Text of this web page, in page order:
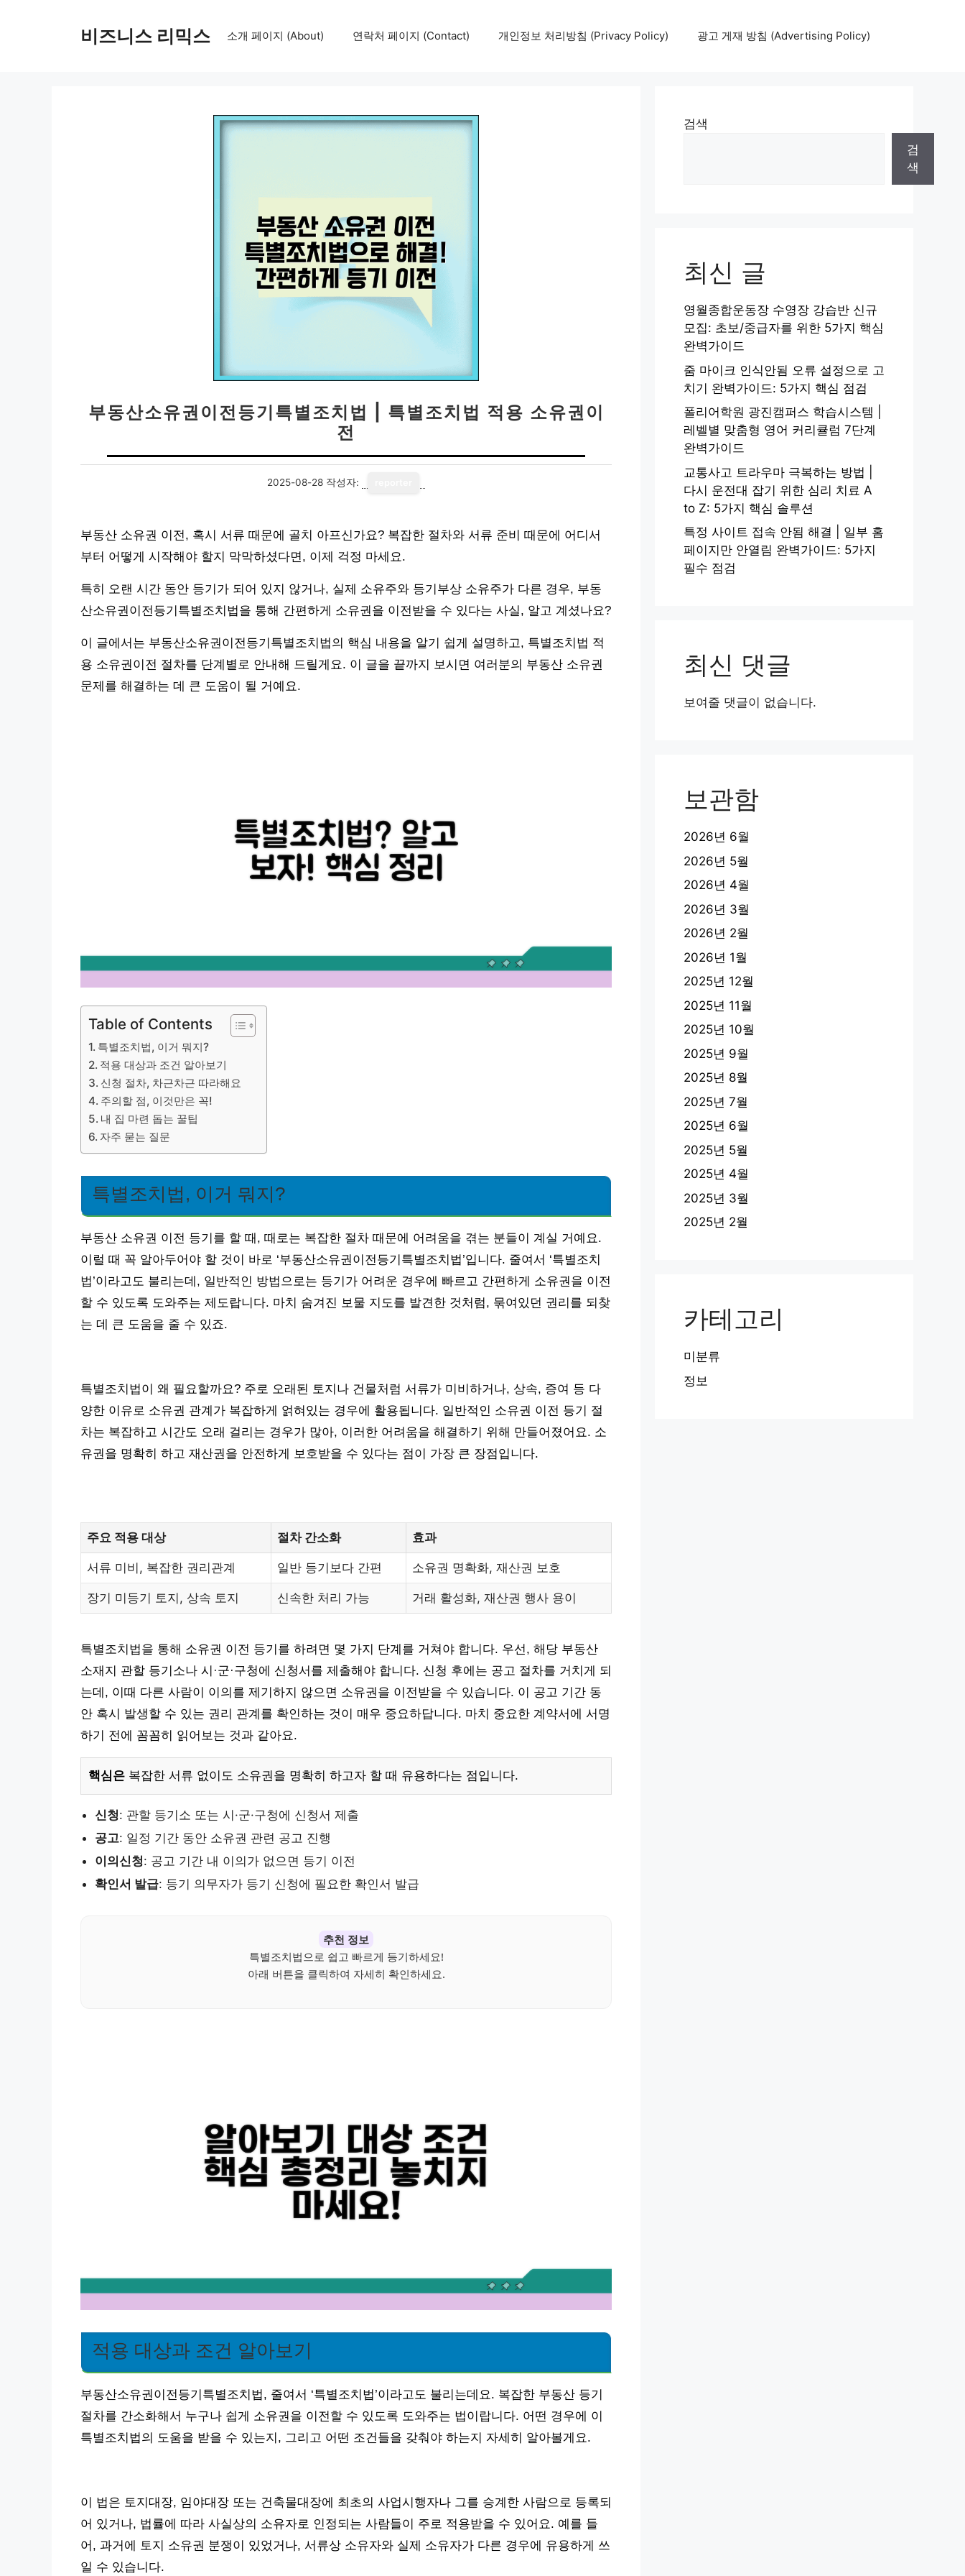
비즈니스 리믹스 소개 페이지 (About) 연락처 페이지 (Contact) 개인정보 처리방침 (Privacy Policy) 광고 게재 방침 (Advertising Policy)
부동산소유권이전등기특별조치법 | 특별조치법 적용 소유권이
전
2025-08-28 작성자:
부동산 소유권 이전, 혹시 서류 때문에 골치 아프신가요? 복잡한 절차와 서류 준비 때문에 어디서
부터 어떻게 시작해야 할지 막막하셨다면, 이제 걱정 마세요.
특히 오랜 시간 동안 등기가 되어 있지 않거나, 실제 소유주와 등기부상 소유주가 다른 경우, 부동
산소유권이전등기특별조치법을 통해 간편하게 소유권을 이전받을 수 있다는 사실, 알고 계셨나요?
이 글에서는 부동산소유권이전등기특별조치법의 핵심 내용을 알기 쉽게 설명하고, 특별조치법 적
용 소유권이전 절차를 단계별로 안내해 드릴게요. 이 글을 끝까지 보시면 여러분의 부동산 소유권
문제를 해결하는 데 큰 도움이 될 거예요.
Table of Contents
특별조치법, 이거 뭐지?
적용 대상과 조건 알아보기
신청 절차, 차근차근 따라해요
주의할 점, 이것만은 꼭!
내 집 마련 돕는 꿀팁
자주 묻는 질문
특별조치법, 이거 뭐지?
부동산 소유권 이전 등기를 할 때, 때로는 복잡한 절차 때문에 어려움을 겪는 분들이 계실 거예요.
이럴 때 꼭 알아두어야 할 것이 바로 ‘부동산소유권이전등기특별조치법’입니다. 줄여서 ‘특별조치
법’이라고도 불리는데, 일반적인 방법으로는 등기가 어려운 경우에 빠르고 간편하게 소유권을 이전
할 수 있도록 도와주는 제도랍니다. 마치 숨겨진 보물 지도를 발견한 것처럼, 묶여있던 권리를 되찾
는 데 큰 도움을 줄 수 있죠.
특별조치법이 왜 필요할까요? 주로 오래된 토지나 건물처럼 서류가 미비하거나, 상속, 증여 등 다
양한 이유로 소유권 관계가 복잡하게 얽혀있는 경우에 활용됩니다. 일반적인 소유권 이전 등기 절
차는 복잡하고 시간도 오래 걸리는 경우가 많아, 이러한 어려움을 해결하기 위해 만들어졌어요. 소
유권을 명확히 하고 재산권을 안전하게 보호받을 수 있다는 점이 가장 큰 장점입니다.
주요 적용 대상 절차 간소화 효과
서류 미비, 복잡한 권리관계 일반 등기보다 간편 소유권 명확화, 재산권 보호
장기 미등기 토지, 상속 토지 신속한 처리 가능 거래 활성화, 재산권 행사 용이
특별조치법을 통해 소유권 이전 등기를 하려면 몇 가지 단계를 거쳐야 합니다. 우선, 해당 부동산
소재지 관할 등기소나 시·군·구청에 신청서를 제출해야 합니다. 신청 후에는 공고 절차를 거치게 되
는데, 이때 다른 사람이 이의를 제기하지 않으면 소유권을 이전받을 수 있습니다. 이 공고 기간 동
안 혹시 발생할 수 있는 권리 관계를 확인하는 것이 매우 중요하답니다. 마치 중요한 계약서에 서명
하기 전에 꼼꼼히 읽어보는 것과 같아요.
핵심은 복잡한 서류 없이도 소유권을 명확히 하고자 할 때 유용하다는 점입니다.
신청: 관할 등기소 또는 시·군·구청에 신청서 제출
공고: 일정 기간 동안 소유권 관련 공고 진행
이의신청: 공고 기간 내 이의가 없으면 등기 이전
확인서 발급: 등기 의무자가 등기 신청에 필요한 확인서 발급
추천 정보
특별조치법으로 쉽고 빠르게 등기하세요!
아래 버튼을 클릭하여 자세히 확인하세요.
적용 대상과 조건 알아보기
부동산소유권이전등기특별조치법, 줄여서 ‘특별조치법’이라고도 불리는데요. 복잡한 부동산 등기
절차를 간소화해서 누구나 쉽게 소유권을 이전할 수 있도록 도와주는 법이랍니다. 어떤 경우에 이
특별조치법의 도움을 받을 수 있는지, 그리고 어떤 조건들을 갖춰야 하는지 자세히 알아볼게요.
이 법은 토지대장, 임야대장 또는 건축물대장에 최초의 사업시행자나 그를 승계한 사람으로 등록되
어 있거나, 법률에 따라 사실상의 소유자로 인정되는 사람들이 주로 적용받을 수 있어요. 예를 들
어, 과거에 토지 소유권 분쟁이 있었거나, 서류상 소유자와 실제 소유자가 다른 경우에 유용하게 쓰
일 수 있습니다.
검색
검
색
최신 글
영월종합운동장 수영장 강습반 신규
모집: 초보/중급자를 위한 5가지 핵심
완벽가이드
줌 마이크 인식안됨 오류 설정으로 고
치기 완벽가이드: 5가지 핵심 점검
폴리어학원 광진캠퍼스 학습시스템 |
레벨별 맞춤형 영어 커리큘럼 7단계
완벽가이드
교통사고 트라우마 극복하는 방법 |
다시 운전대 잡기 위한 심리 치료 A
to Z: 5가지 핵심 솔루션
특정 사이트 접속 안됨 해결 | 일부 홈
페이지만 안열림 완벽가이드: 5가지
필수 점검
최신 댓글
보여줄 댓글이 없습니다.
보관함
2026년 6월
2026년 5월
2026년 4월
2026년 3월
2026년 2월
2026년 1월
2025년 12월
2025년 11월
2025년 10월
2025년 9월
2025년 8월
2025년 7월
2025년 6월
2025년 5월
2025년 4월
2025년 3월
2025년 2월
카테고리
미분류
정보